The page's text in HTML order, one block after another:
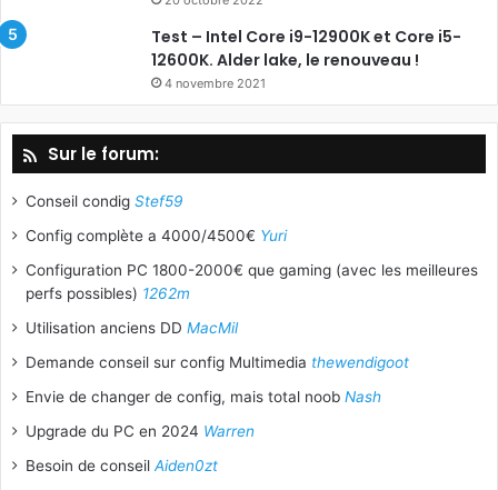
Test – Intel Core i9-12900K et Core i5-
12600K. Alder lake, le renouveau !
4 novembre 2021
Sur le forum:
Conseil condig Stef59
Config complète a 4000/4500€ Yuri
Configuration PC 1800-2000€ que gaming (avec les meilleures
perfs possibles) 1262m
Utilisation anciens DD MacMil
Demande conseil sur config Multimedia thewendigoot
Envie de changer de config, mais total noob Nash
Upgrade du PC en 2024 Warren
Besoin de conseil Aiden0zt